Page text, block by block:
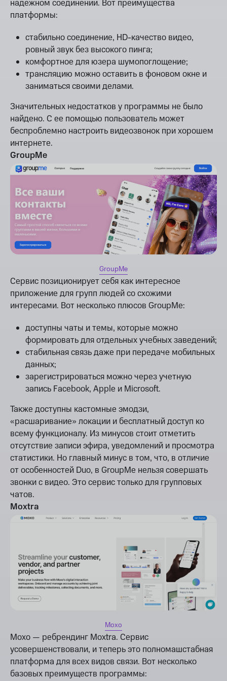
надежном соединении. Вот преимущества
платформы:
стабильно соединение, HD-качество видео,
ровный звук без высокого пинга;
комфортное для юзера шумопоглощение;
трансляцию можно оставить в фоновом окне и
заниматься своими делами.
Значительных недостатков у программы не было
найдено. С ее помощью пользователь может
беспроблемно настроить видеозвонок при хорошем
интернете.
GroupMe
GroupMe
Сервис позиционирует себя как интересное
приложение для групп людей со схожими
интересами. Вот несколько плюсов GroupMe:
доступны чаты и темы, которые можно
формировать для отдельных учебных заведений;
стабильная связь даже при передаче мобильных
данных;
зарегистрироваться можно через учетную
запись Facebook, Apple и Microsoft.
Также доступны кастомные эмодзи,
«расшаривание» локации и бесплатный доступ ко
всему функционалу. Из минусов стоит отметить
отсутствие записи эфира, уведомлений и просмотра
статистики. Но главный минус в том, что, в отличие
от особенностей Duo, в GroupMe нельзя совершать
звонки с видео. Это сервис только для групповых
чатов.
Moxtra
Moxo
Moxo — ребрендинг Moxtra. Сервис
усовершенствовали, и теперь это полномашстабная
платформа для всех видов связи. Вот несколько
базовых преимуществ программы: